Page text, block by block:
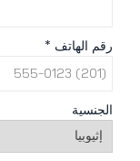
رقم الهاتف *
الجنسية